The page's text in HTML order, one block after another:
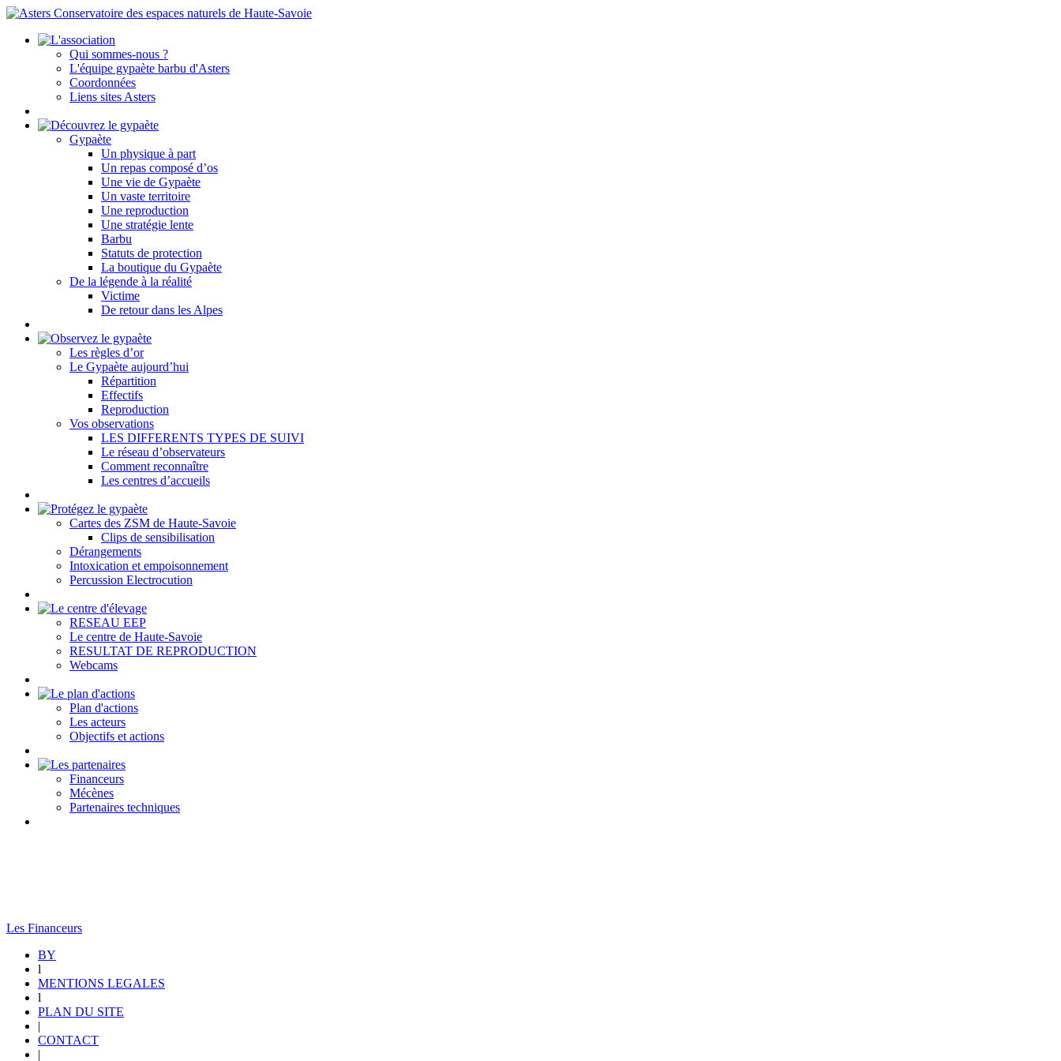
Qui sommes-nous ?
L'équipe gypaète barbu d'Asters
Coordonnées
Liens sites Asters
Gypaète
Un physique à part
Un repas composé d’os
Une vie de Gypaète
Un vaste territoire
Une reproduction
Une stratégie lente
Barbu
Statuts de protection
La boutique du Gypaète
De la légende à la réalité
Victime
De retour dans les Alpes
Les règles d’or
Le Gypaète aujourd’hui
Répartition
Effectifs
Reproduction
Vos observations
LES DIFFERENTS TYPES DE SUIVI
Le réseau d’observateurs
Comment reconnaître
Les centres d’accueils
Cartes des ZSM de Haute-Savoie
Clips de sensibilisation
Dérangements
Intoxication et empoisonnement
Percussion Electrocution
RESEAU EEP
Le centre de Haute-Savoie
RESULTAT DE REPRODUCTION
Webcams
Plan d'actions
Les acteurs
Objectifs et actions
Financeurs
Mécènes
Partenaires techniques
Les Financeurs
BY
l
MENTIONS LEGALES
l
PLAN DU SITE
|
CONTACT
|